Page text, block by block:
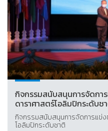
กิจกรรมสนับสนุนการจัดก
ดาราศาสตร์โอลิมปิกระดับช
กิจกรรมสนับสนุนการจัดการแข่
โอลิมปิกระดับชาติ